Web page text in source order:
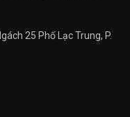
25 Phố Lạc Trung, P.